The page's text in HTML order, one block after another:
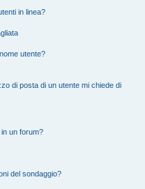
in linea?
utente?
di posta di un utente mi chiede di
un forum?
del sondaggio?